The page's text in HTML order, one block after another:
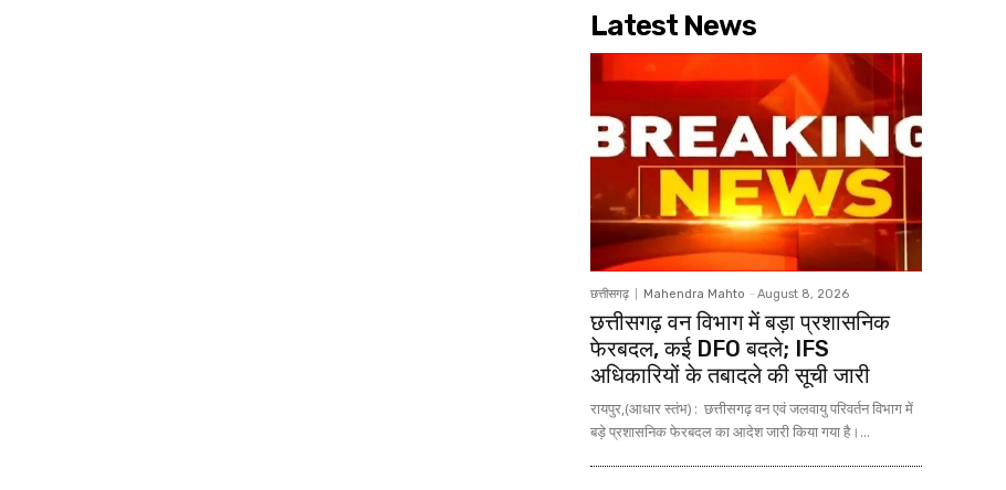
Latest News
छत्तीसगढ़ Mahendra Mahto - August 8, 2026
छत्तीसगढ़ वन विभाग में बड़ा प्रशासनिक
फेरबदल, कई DFO बदले; IFS
अधिकारियों के तबादले की सूची जारी
रायपुर,(आधार स्तंभ) : छत्तीसगढ़ वन एवं जलवायु परिवर्तन विभाग में
बड़े प्रशासनिक फेरबदल का आदेश जारी किया गया है।...